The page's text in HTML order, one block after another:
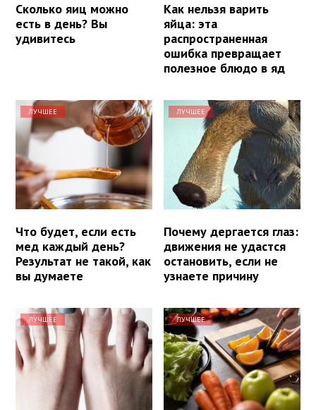
Сколько яиц можно
есть в день? Вы
удивитесь
Как нельзя варить
яйца: эта
распространенная
ошибка превращает
полезное блюдо в яд
ЛУЧШЕЕ
Что будет, если есть
мед каждый день?
Результат не такой, как
вы думаете
ЛУЧШЕЕ
Почему дергается глаз:
движения не удастся
остановить, если не
узнаете причину
ЛУЧШЕЕ ЛУЧШЕЕ